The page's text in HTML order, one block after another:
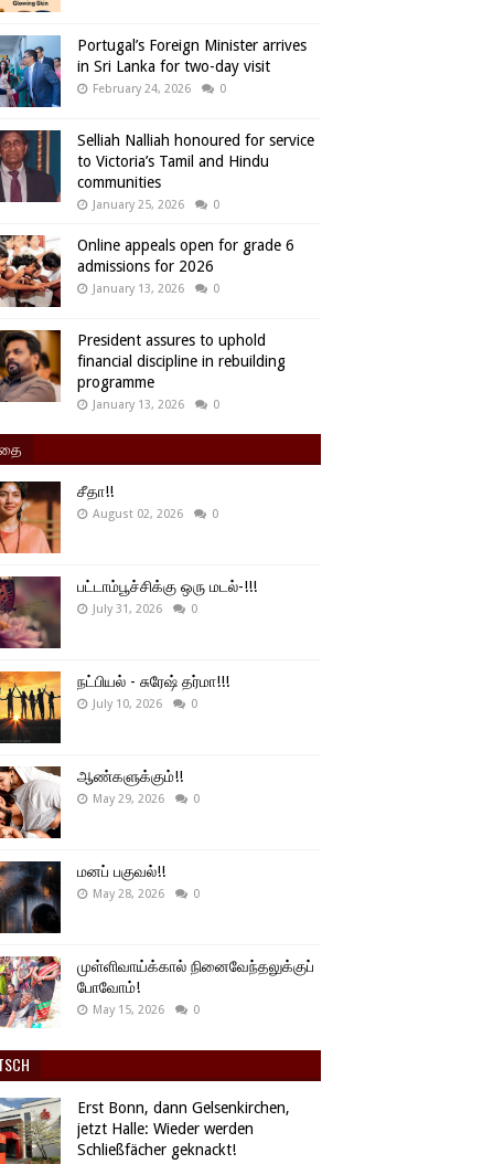
Portugal’s Foreign Minister arrives
in Sri Lanka for two-day visit
February 24, 2026 0
Selliah Nalliah honoured for service
to Victoria’s Tamil and Hindu
communities
January 25, 2026 0
Online appeals open for grade 6
admissions for 2026
January 13, 2026 0
President assures to uphold
financial discipline in rebuilding
programme
January 13, 2026 0
சீதா!!
August 02, 2026 0
பட்டாம்பூச்சிக்கு ஒரு மடல்-!!!
July 31, 2026 0
நட்பியல் - சுரேஷ் தர்மா!!!
July 10, 2026 0
ஆண்களுக்கும்!!
May 29, 2026 0
மனப் பகுவல்!!
May 28, 2026 0
முள்ளிவாய்க்கால் நினைவேந்தலுக்குப்
போவோம்!
May 15, 2026 0
Erst Bonn, dann Gelsenkirchen,
jetzt Halle: Wieder werden
Schließfächer geknackt!